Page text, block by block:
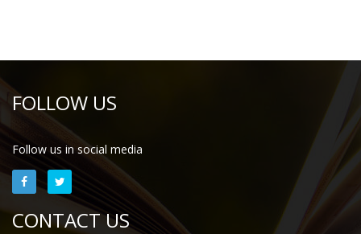
FOLLOW US
Follow us in social media
CONTACT US